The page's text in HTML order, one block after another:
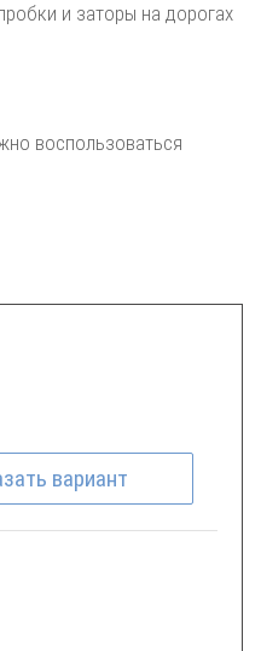
и заторы на дорогах
воспользоваться
вариант